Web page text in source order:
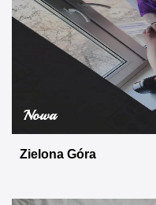
Nowa
Zielona Góra